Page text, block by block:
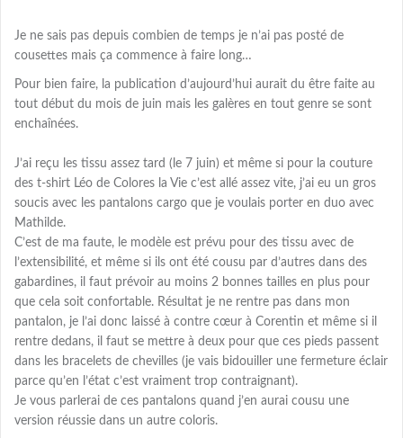
Je ne sais pas depuis combien de temps je n’ai pas posté de
cousettes mais ça commence à faire long…
Pour bien faire, la publication d’aujourd’hui aurait du être faite au
tout début du mois de juin mais les galères en tout genre se sont
enchaînées.
J’ai reçu les tissu assez tard (le 7 juin) et même si pour la couture
des t-shirt Léo de Colores la Vie c’est allé assez vite, j’ai eu un gros
soucis avec les pantalons cargo que je voulais porter en duo avec
Mathilde.
C’est de ma faute, le modèle est prévu pour des tissu avec de
l’extensibilité, et même si ils ont été cousu par d’autres dans des
gabardines, il faut prévoir au moins 2 bonnes tailles en plus pour
que cela soit confortable. Résultat je ne rentre pas dans mon
pantalon, je l’ai donc laissé à contre cœur à Corentin et même si il
rentre dedans, il faut se mettre à deux pour que ces pieds passent
dans les bracelets de chevilles (je vais bidouiller une fermeture éclair
parce qu’en l’état c’est vraiment trop contraignant).
Je vous parlerai de ces pantalons quand j’en aurai cousu une
version réussie dans un autre coloris.